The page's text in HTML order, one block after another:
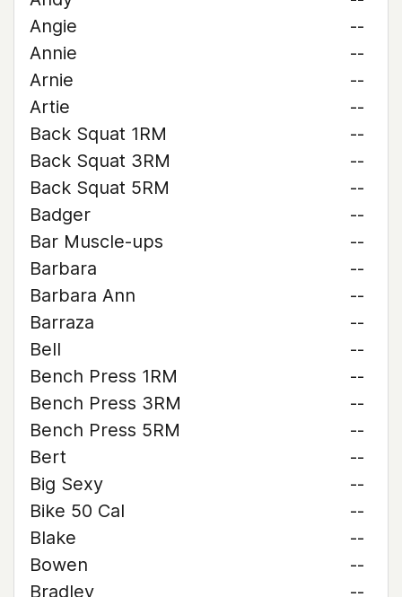
Angie
--
Annie
--
Arnie
--
Artie
--
Back Squat 1RM
--
Back Squat 3RM
--
Back Squat 5RM
--
Badger
--
Bar Muscle-ups
--
Barbara
--
Barbara Ann
--
Barraza
--
Bell
--
Bench Press 1RM
--
Bench Press 3RM
--
Bench Press 5RM
--
Bert
--
Big Sexy
--
Bike 50 Cal
--
Blake
--
Bowen
--
Bradley
--